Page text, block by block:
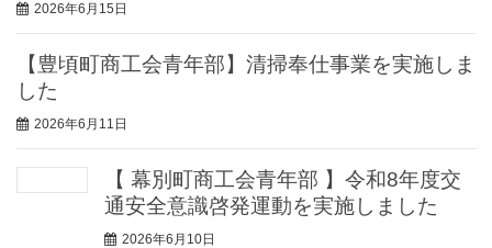
2026年6月15日
【豊頃町商工会青年部】清掃奉仕事業を実施しま
した
2026年6月11日
【 幕別町商工会青年部 】令和8年度交
通安全意識啓発運動を実施しました
2026年6月10日